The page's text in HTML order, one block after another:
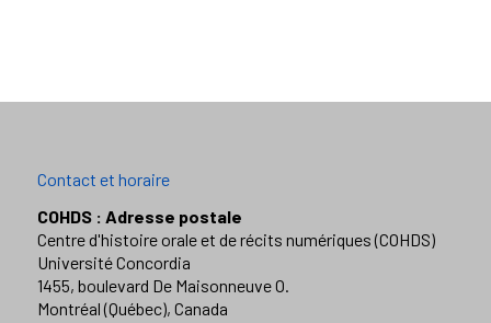
Contact et horaire
COHDS : Adresse postale
Centre d'histoire orale et de récits numériques (COHDS)
Université Concordia
1455, boulevard De Maisonneuve O.
Montréal (Québec), Canada